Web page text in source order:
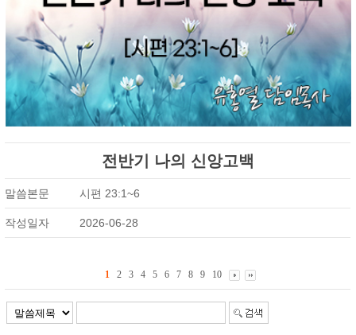
전반기 나의 신앙고백
말씀본문 시편 23:1~6
작성일자 2026-06-28
1 2 3 4 5 6 7 8 9 10